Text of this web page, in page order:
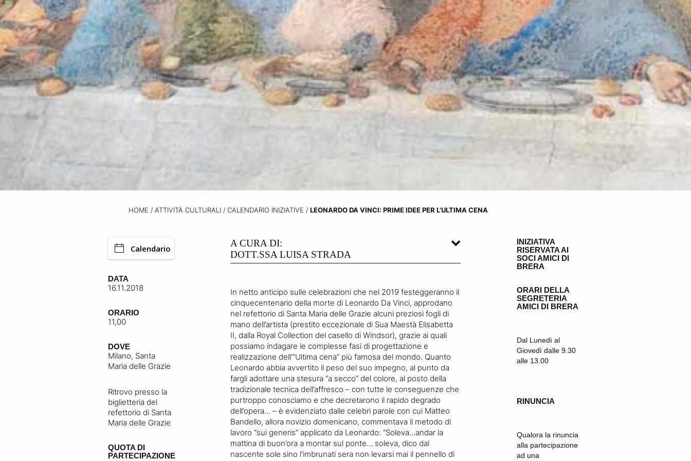
HOME / ATTIVITÀ CULTURALI / CALENDARIO INIZIATIVE / LEONARDO DA VINCI: PRIME IDEE PER L’ULTIMA CENA
Calendario
DATA
16.11.2018
ORARIO
11,00
DOVE
Milano, Santa
Maria delle Grazie
Ritrovo presso la
biglietteria del
refettorio di Santa
Maria delle Grazie
QUOTA DI
PARTECIPAZIONE
A CURA DI:
DOTT.SSA LUISA STRADA
In netto anticipo sulle celebrazioni che nel 2019 festeggeranno il
cinquecentenario della morte di Leonardo Da Vinci, approdano
nel refettorio di Santa Maria delle Grazie alcuni preziosi fogli di
mano dell’artista (prestito eccezionale di Sua Maestà Elisabetta
II, dalla Royal Collection del casello di Windsor), grazie ai quali
possiamo indagare le complesse fasi di progettazione e
realizzazione dell'”Ultima cena” più famosa del mondo. Quanto
Leonardo abbia avvertito il peso del suo impegno, al punto da
fargli adottare una stesura “a secco” del colore, al posto della
tradizionale tecnica dell’affresco – con tutte le conseguenze che
purtroppo conosciamo e che decretarono il rapido degrado
dell’opera… – è evidenziato dalle celebri parole con cui Matteo
Bandello, allora novizio domenicano, commentava il metodo di
lavoro “sui generis” applicato da Leonardo: “Soleva…andar la
mattina di buon’ora a montar sul ponte… soleva, dico dal
nascente sole sino l’imbrunati sera non levarsi mai il pennello di
INIZIATIVA
RISERVATA AI
SOCI AMICI DI
BRERA
ORARI DELLA
SEGRETERIA
AMICI DI BRERA
Dal Lunedì al
Giovedì dalle 9.30
alle 13.00
RINUNCIA
Qualora la rinuncia
alla partecipazione
ad una